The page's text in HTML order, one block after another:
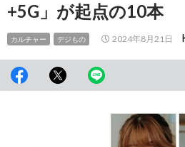
+5G」が起点の10本
カルチャー デジもの 2024年8月21日